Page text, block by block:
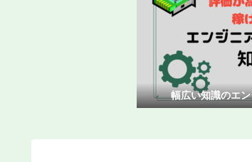
幅広い知識のエ